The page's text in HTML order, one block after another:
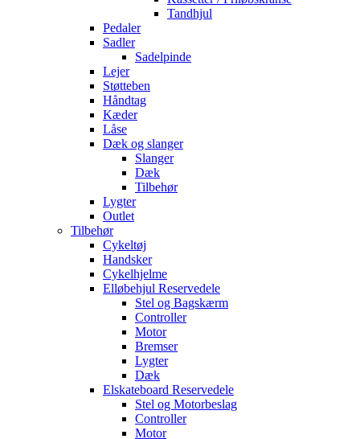
Tandhjul
Pedaler
Sadler
Sadelpinde
Lejer
Støtteben
Håndtag
Kæder
Låse
Dæk og slanger
Slanger
Dæk
Tilbehør
Lygter
Outlet
Tilbehør
Cykeltøj
Handsker
Cykelhjelme
Elløbehjul Reservedele
Stel og Bagskærm
Controller
Motor
Bremser
Lygter
Dæk
Elskateboard Reservedele
Stel og Motorbeslag
Controller
Motor